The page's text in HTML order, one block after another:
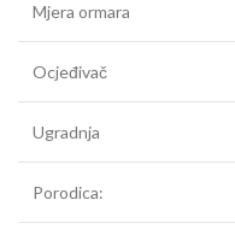
Mjera ormara
Ocjeđivač
Ugradnja
Porodica: